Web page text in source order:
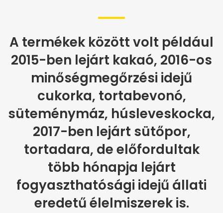
A termékek között volt például
2015-ben lejárt kakaó, 2016-os
minőségmegőrzési idejű
cukorka, tortabevonó,
süteménymáz, húsleveskocka,
2017-ben lejárt sütőpor,
tortadara, de előfordultak
több hónapja lejárt
fogyaszthatósági idejű állati
eredetű élelmiszerek is.